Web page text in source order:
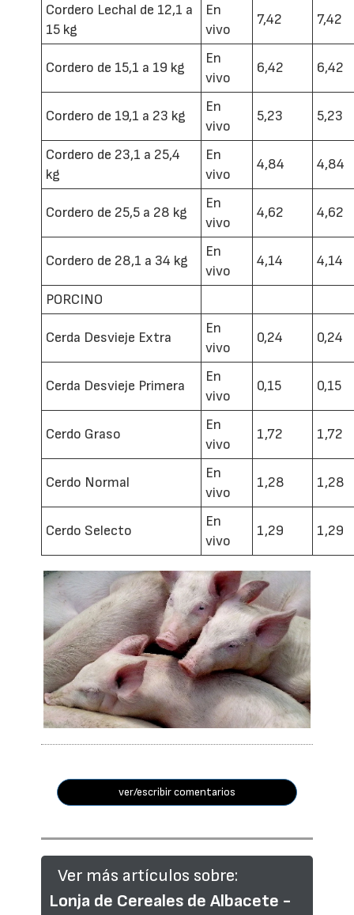
Cordero Lechal de 12,1 a
15 kg
En
vivo
7,42 7,42
Cordero de 15,1 a 19 kg
En
vivo
6,42 6,42
Cordero de 19,1 a 23 kg
En
vivo
5,23 5,23
Cordero de 23,1 a 25,4
kg
En
vivo
4,84 4,84
Cordero de 25,5 a 28 kg
En
vivo
4,62 4,62
Cordero de 28,1 a 34 kg
En
vivo
4,14 4,14
PORCINO
Cerda Desvieje Extra
En
vivo
0,24 0,24
Cerda Desvieje Primera
En
vivo
0,15 0,15
Cerdo Graso
En
vivo
1,72 1,72
Cerdo Normal
En
vivo
1,28 1,28
Cerdo Selecto
En
vivo
1,29 1,29
ver/escribir comentarios
Ver más artículos sobre:
Lonja de Cereales de Albacete -